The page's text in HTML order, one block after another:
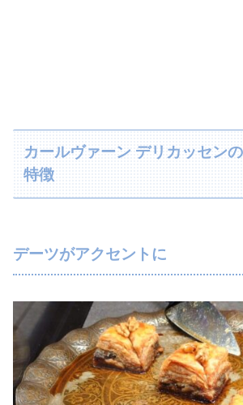
カールヴァーン デリカッセン
特徴
デーツがアクセントに